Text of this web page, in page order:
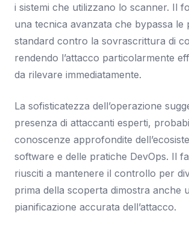
i sistemi che utilizzano lo scanner. Il
una tecnica avanzata che bypassa le
standard contro la sovrascrittura di
rendendo l’attacco particolarmente
da rilevare immediatamente.
La sofisticatezza dell’operazione
presenza di attaccanti esperti,
conoscenze approfondite
software e delle pratiche DevOps. Il
riusciti a mantenere il controllo per
prima della scoperta dimostra anche
pianificazione accurata dell’attacco.